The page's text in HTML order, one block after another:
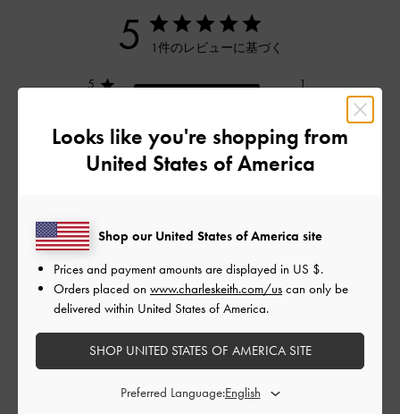
5 1件のレビューに基づく
5
1
3
0
2
0
デザイン
とてもよかった
Looks like you're shopping from
United States of America
Shop our United States of America site
Prices and payment amounts are displayed in US $.
Orders placed on www.charleskeith.com/us can only be
delivered within United States of America.
SHOP UNITED STATES OF AMERICA SITE
Preferred Language: